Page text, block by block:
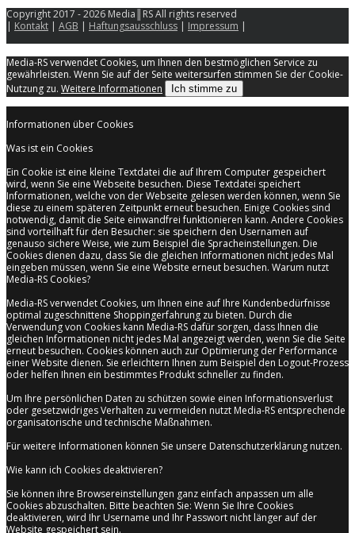
Copyright 2017 - 2026 Media║RS All rights reserved
| Kontakt | AGB | Haftungsausschluss | Impressum |
Media-RS verwendet Cookies, um Ihnen den bestmöglichen Service zu
gewährleisten. Wenn Sie auf der Seite weitersurfen stimmen Sie der Cookie-
Nutzung zu. Weitere Informationen Ich stimme zu
Informationen über Cookies
Was ist ein Cookies
Ein Cookie ist eine kleine Textdatei die auf Ihrem Computer gespeichert
wird, wenn Sie eine Webseite besuchen. Diese Textdatei speichert
Informationen, welche von der Webseite gelesen werden können, wenn Sie
diese zu einem späteren Zeitpunkt erneut besuchen. Einige Cookies sind
notwendig, damit die Seite einwandfrei funktionieren kann. Andere Cookies
sind vorteilhaft für den Besucher: sie speichern den Usernamen auf
genauso sichere Weise, wie zum Beispiel die Spracheinstellungen. Die
Cookies dienen dazu, dass Sie die gleichen Informationen nicht jedes Mal
eingeben müssen, wenn Sie eine Website erneut besuchen. Warum nutzt
Media-RS Cookies?
Media-RS verwendet Cookies, um Ihnen eine auf Ihre Kundenbedürfnisse
optimal zugeschnittene Shoppingerfahrung zu bieten. Durch die
Verwendung von Cookies kann Media-RS dafür sorgen, dass Ihnen die
gleichen Informationen nicht jedes Mal angezeigt werden, wenn Sie die Seite
erneut besuchen. Cookies können auch zur Optimierung der Performance
einer Website dienen. Sie erleichtern Ihnen zum Beispiel den Logout-Prozess
oder helfen Ihnen ein bestimmtes Produkt schneller zu finden.
Um Ihre persönlichen Daten zu schützen sowie einen Informationsverlust
oder gesetzwidriges Verhalten zu vermeiden nutzt Media-RS entsprechende
organisatorische und technische Maßnahmen.
Für weitere Informationen können Sie unsere Datenschutzerklärung nutzen.
Wie kann ich Cookies deaktivieren?
Sie können ihre Browsereinstellungen ganz einfach anpassen um alle
Cookies abzuschalten. Bitte beachten Sie: Wenn Sie Ihre Cookies
deaktivieren, wird Ihr Username und Ihr Passwort nicht länger auf der
Website gespeichert sein.